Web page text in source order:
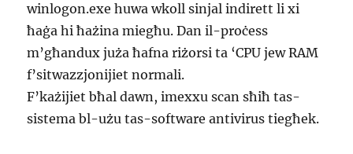
winlogon.exe huwa wkoll sinjal indirett li xi
ħaġa hi ħażina miegħu. Dan il-proċess
m’għandux juża ħafna riżorsi ta ‘CPU jew RAM
f’sitwazzjonijiet normali.
F’każijiet bħal dawn, imexxu scan sħiħ tas-
sistema bl-użu tas-software antivirus tiegħek.